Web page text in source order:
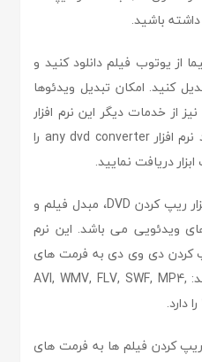
باشید.
از یوتوب فیلم دانلود کنید و
کنید. امکان تبدیل ویدئوها
به فرمت کنسول ها نظیر PSP نیز از خدمات دیگر این نرم افزار
می باشد. هم اکنون می توانید نرم افزار any dvd converter را
دریافت نمایید.
any dvd converter یک نرم افزار ریپ کردن DVD، مبدل فیلم و
ویدئویی می باشد. این نرم
کردن دی وی دی به فرمت های
ویدئویی شناخته شده ای مانند: AVI, WMV, FLV, SWF, MP4,
کردن فیلم ها به فرمت های